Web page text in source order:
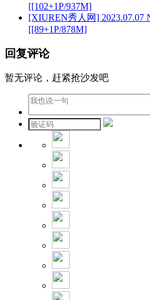
[[102+1P/937M]
[XIUREN秀人网] 2023.07.07
[[89+1P/878M]
回复评论
暂无评论，赶紧抢沙发吧